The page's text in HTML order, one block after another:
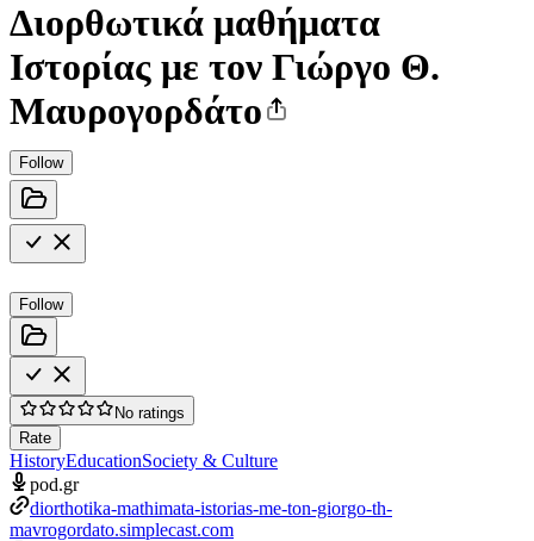
Διορθωτικά μαθήματα
Ιστορίας με τον Γιώργο Θ.
Μαυρογορδάτο
Follow
Follow
No ratings
Rate
HistoryEducationSociety & Culture
pod.gr
diorthotika-mathimata-istorias-me-ton-giorgo-th-
mavrogordato.simplecast.com